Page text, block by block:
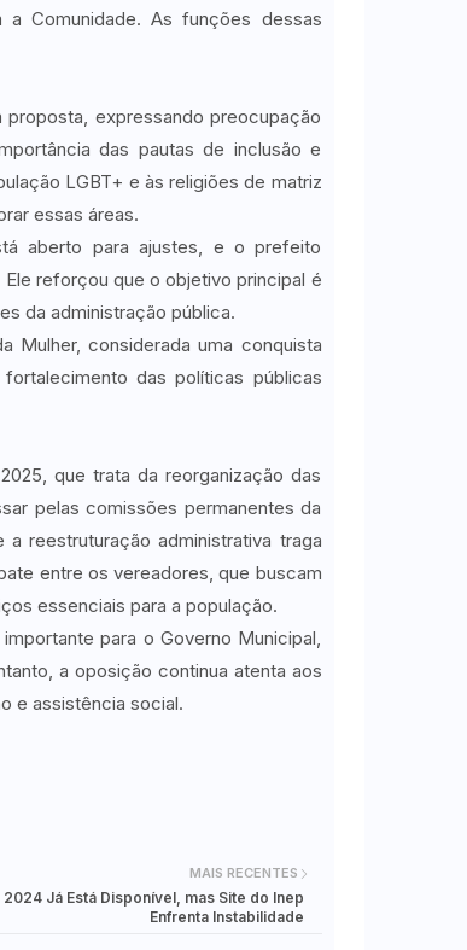
Comunidade. As funções dessas
expressando preocupação
das pautas de inclusão e
LGBT+ e às religiões de matriz
essas áreas.
aberto para ajustes, e o prefeito
reforçou que o objetivo principal é
da administração pública.
Mulher, considerada uma conquista
das políticas públicas
que trata da reorganização das
pelas comissões permanentes da
reestruturação administrativa traga
entre os vereadores, que buscam
essenciais para a população.
para o Governo Municipal,
a oposição continua atenta aos
e assistência social.
MAIS RECENTES
Já Está Disponível, mas Site do Inep
Enfrenta Instabilidade